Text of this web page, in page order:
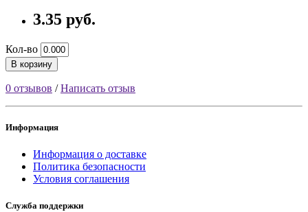
3.35 руб.
Кол-во
В корзину
0 отзывов /Написать отзыв
Информация
Информация о доставке
Политика безопасности
Условия соглашения
Служба поддержки